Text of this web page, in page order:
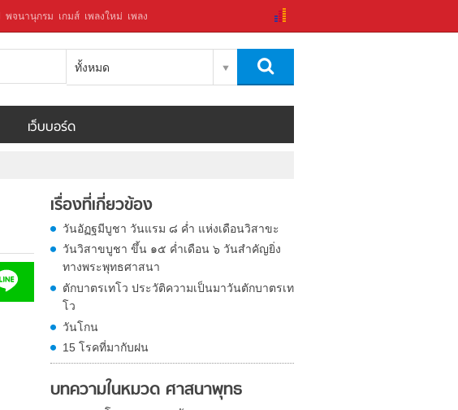
พจนานุกรม เกมส์ เพลงใหม่ เพลง
ทั้งหมด
เว็บบอร์ด
เรื่องที่เกี่ยวข้อง
วันอัฏฐมีบูชา วันแรม ๘ ค่ำ แห่งเดือนวิสาขะ
วันวิสาขบูชา ขึ้น ๑๕ ค่ำเดือน ๖ วันสำคัญยิ่ง
ทางพระพุทธศาสนา
ตักบาตรเทโว ประวัติความเป็นมาวันตักบาตรเท
โว
วันโกน
15 โรคที่มากับฝน
บทความในหมวด ศาสนาพุทธ